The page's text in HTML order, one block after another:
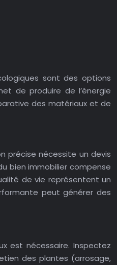
sont des options
de produire de l’énergie
des matériaux et de
précise nécessite un devis
bien immobilier compense
de vie représentent un
peut générer des
est nécessaire. Inspectez
des plantes (arrosage,